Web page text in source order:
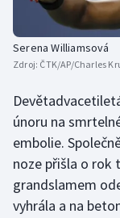
Triatlon
Veslování
Volejbal
Ostatní
Serena Williamsová
Zdroj: ČTK/AP/Charles
únoru na
embolie.
noze přišla o rok
grandslamem
vyhrála a na